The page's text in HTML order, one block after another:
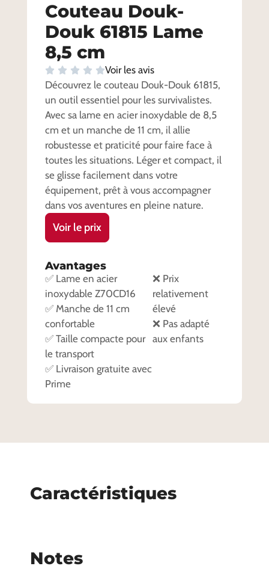
Couteau Douk-
Douk 61815 Lame
8,5 cm
Voir les avis
Découvrez le couteau Douk-Douk 61815,
un outil essentiel pour les survivalistes.
Avec sa lame en acier inoxydable de 8,5
cm et un manche de 11 cm, il allie
robustesse et praticité pour faire face à
toutes les situations. Léger et compact, il
se glisse facilement dans votre
équipement, prêt à vous accompagner
dans vos aventures en pleine nature.
Voir le prix
Avantages
✅ Lame en acier
inoxydable Z70CD16
✅ Manche de 11 cm
confortable
✅ Taille compacte pour
le transport
✅ Livraison gratuite avec
Prime
❌ Prix
relativement
élevé
❌ Pas adapté
aux enfants
Caractéristiques
Notes